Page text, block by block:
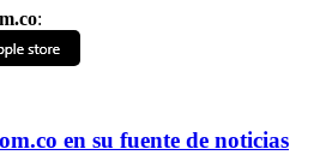
:
en su fuente de noticias